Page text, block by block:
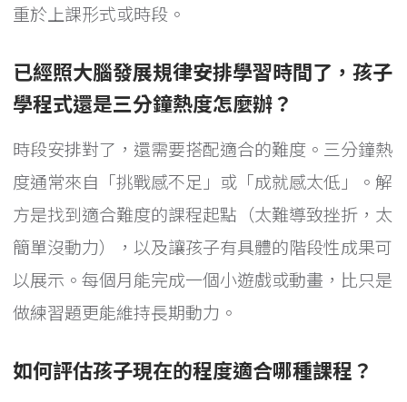
重於上課形式或時段。
已經照大腦發展規律安排學習時間了，孩子
學程式還是三分鐘熱度怎麼辦？
時段安排對了，還需要搭配適合的難度。三分鐘熱
度通常來自「挑戰感不足」或「成就感太低」。解
方是找到適合難度的課程起點（太難導致挫折，太
簡單沒動力），以及讓孩子有具體的階段性成果可
以展示。每個月能完成一個小遊戲或動畫，比只是
做練習題更能維持長期動力。
如何評估孩子現在的程度適合哪種課程？